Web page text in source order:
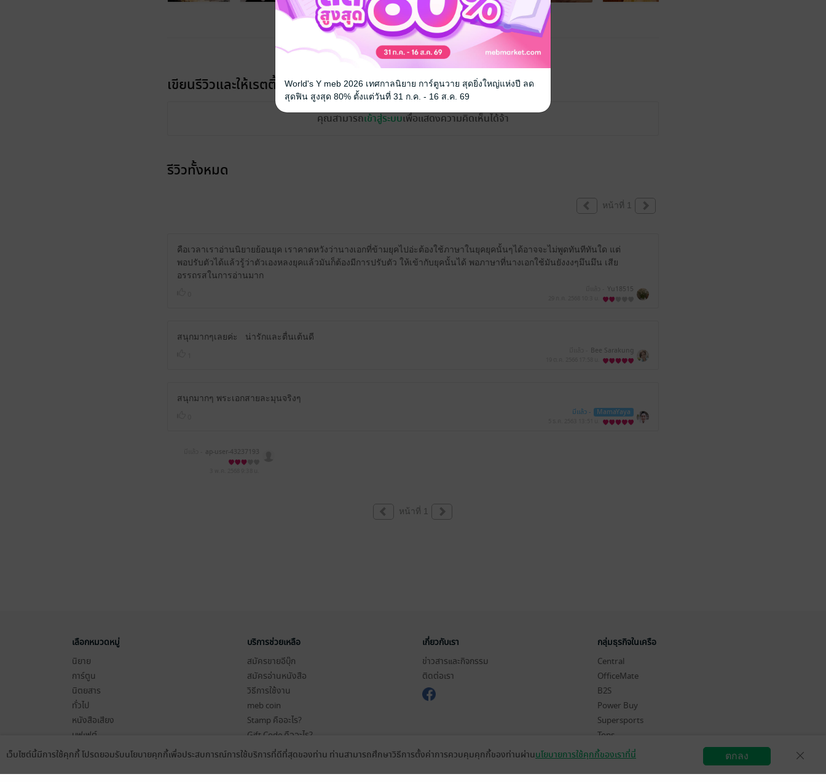
เขียนรีวิวและให้เรตติ้ง
คุณสามารถเข้าสู่ระบบเพื่อแสดงความคิดเห็นได้จ้า
รีวิวทั้งหมด
หน้าที่ 1
คือเวลาเราอ่านนิยายย้อนยุค เราคาดหวังว่านางเอกที่ข้ามยุคไปอ่ะต้องใช้ภาษาในยุคยุคนั้นๆได้อาจจะไม่พูดทันทีทันใด แต่
พอปรับตัวได้แล้วรู้ว่าตัวเองหลงยุคแล้วมันก็ต้องมีการปรับตัว ให้เข้ากับยุคนั้นได้ พอภาษาที่นางเอกใช้มันยังงงๆมึนมึน เสีย
อรรถรสในการอ่านมาก
Yu18515
สนุกมากๆเลยค่ะ น่ารักและตื่นเต้นดี
Bee Sarakung
สนุกมากๆ พระเอกสายละมุนจริงๆ
มีแล้ว - MamaYaya
ap-user-43237193
หน้าที่ 1
เลือกหมวดหมู่
นิยาย
การ์ตูน
นิตยสาร
ทั่วไป
หนังสือเสียง
บุฟเฟต์
บริการช่วยเหลือ
สมัครขายอีบุ๊ก
สมัครอ่านหนังสือ
วิธีการใช้งาน
meb coin
Stamp คืออะไร?
Gift Code คืออะไร?
เงื่อนไขในการใช้บริการ
เกี่ยวกับเรา
ข่าวสารและกิจกรรม
ติดต่อเรา
กลุ่มธุรกิจในเครือ
Central
OfficeMate
B2S
Power Buy
Supersports
Tops
Hytexts
สมัครขายอีบุ๊ก วิธีการใช้งาน
เว็บไซต์นี้มีการใช้คุกกี้ โปรดยอมรับนโยบายคุกกี้เพื่อประสบการณ์การใช้บริการที่ดีที่สุดของท่าน ท่านสามารถศึกษาวิธีการตั้งค่าการควบคุมคุกกี้ของท่านผ่านนโยบายการใช้คุกกี้ของเราที่นี่ ตกลง
World's Y meb 2026 เทศกาลนิยาย การ์ตูนวาย สุดยิ่งใหญ่แห่งปี ลด
สุดฟิน สูงสุด 80% ตั้งแต่วันที่ 31 ก.ค. - 16 ส.ค. 69